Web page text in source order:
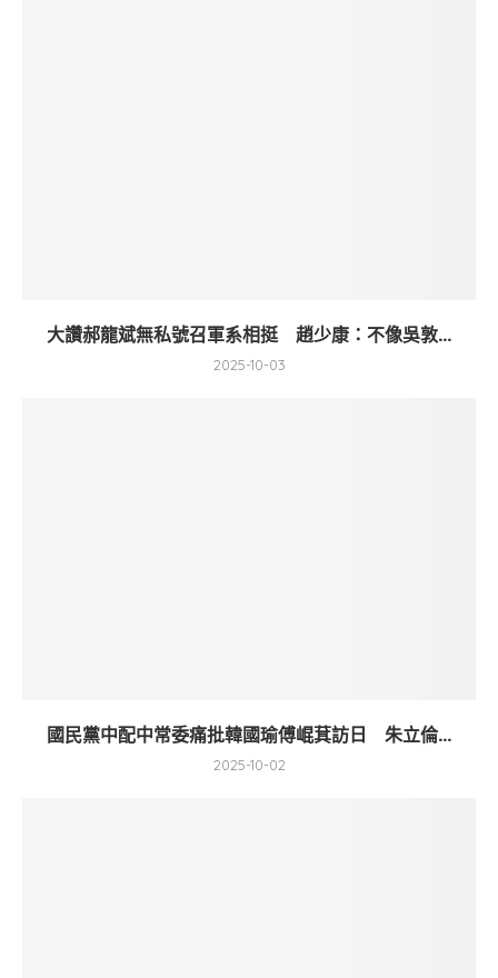
大讚郝龍斌無私號召軍系相挺 趙少康：不像吳敦...
2025-10-03
國民黨中配中常委痛批韓國瑜傅崐萁訪日 朱立倫...
2025-10-02